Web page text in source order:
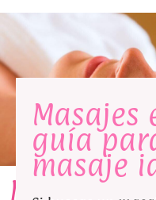
Masajes
guía
masaje